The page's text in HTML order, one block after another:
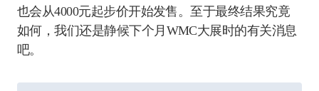
也会从4000元起步价开始发售。至于最终结果究竟
如何，我们还是静候下个月WMC大展时的有关消息
吧。